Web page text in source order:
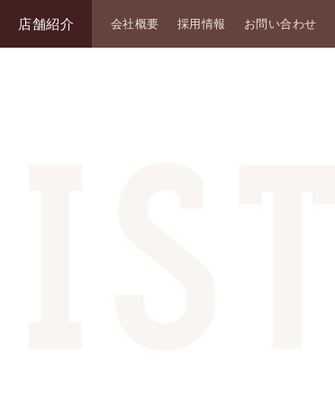
会社概要 採用情報 お問い合わせ
店舗紹介